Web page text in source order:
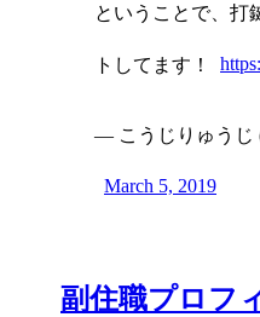
ということで、打
トしてます！
— こうじりゅうじ
March 5, 2019
副住職プロフ